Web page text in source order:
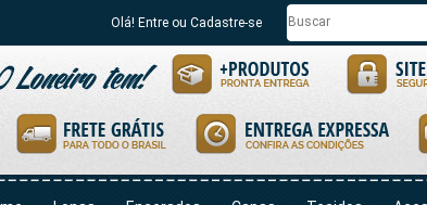
Olá! Entre ou Cadastre-se